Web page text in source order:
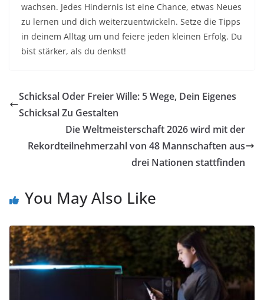
wachsen. Jedes Hindernis ist eine Chance, etwas Neues
zu lernen und dich weiterzuentwickeln. Setze die Tipps
in deinem Alltag um und feiere jeden kleinen Erfolg. Du
bist stärker, als du denkst!
Schicksal Oder Freier Wille: 5 Wege, Dein Eigenes
Schicksal Zu Gestalten
Die Weltmeisterschaft 2026 wird mit der
Rekordteilnehmerzahl von 48 Mannschaften aus
drei Nationen stattfinden
You May Also Like